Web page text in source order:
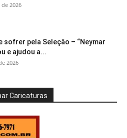
2026
sofrer pela Seleção – “Neymar
e ajudou a...
2026
Caricaturas